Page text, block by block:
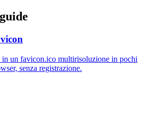
in un favicon.ico multirisoluzione in pochi
senza registrazione.